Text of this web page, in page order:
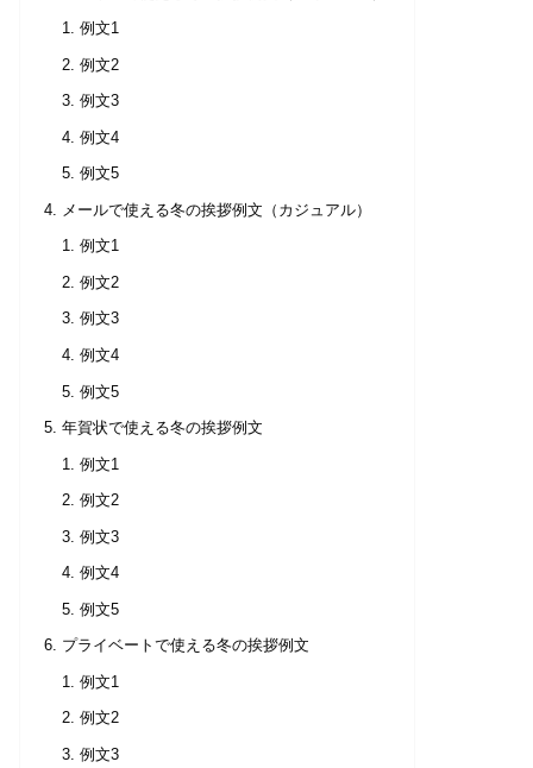
例文1
例文2
例文3
例文4
例文5
メールで使える冬の挨拶例文（カジュアル）
例文1
例文2
例文3
例文4
例文5
年賀状で使える冬の挨拶例文
例文1
例文2
例文3
例文4
例文5
プライベートで使える冬の挨拶例文
例文1
例文2
例文3